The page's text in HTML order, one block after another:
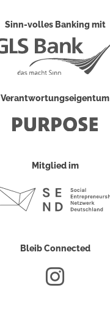
Sinn-volles Banking mit
Verantwortungseigentum
Mitglied im
Bleib Connected